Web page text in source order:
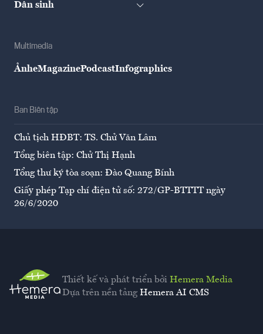
Dân sinh
Multimedia
ẢnheMagazinePodcastInfographics
Ban Biên tập
Chủ tịch HĐBT: TS. Chử Văn Lâm
Tổng biên tập: Chử Thị Hạnh
Tổng thư ký tòa soạn: Đào Quang Bính
Giấy phép Tạp chí điện tử số: 272/GP-BTTTT ngày
26/6/2020
Thiết kế và phát triển bởi Hemera Media
Dựa trên nền tảng Hemera AI CMS